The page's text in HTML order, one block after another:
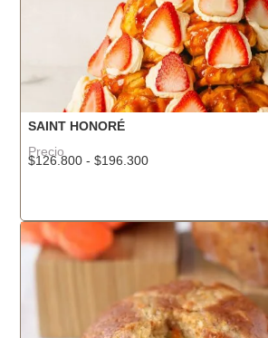
SAINT HONORÉ
Precio
$126.800 -$196.300